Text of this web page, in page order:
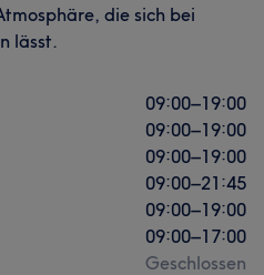
die sich bei
lässt.
09:00–19:00
09:00–19:00
09:00–19:00
09:00–21:45
09:00–19:00
09:00–17:00
Geschlossen